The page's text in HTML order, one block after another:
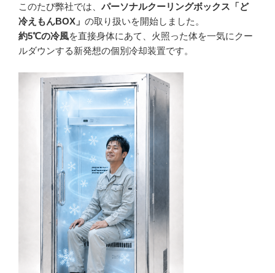
このたび弊社では、 パーソナルクーリングボックス「ど
冷えもんBOX」 の取り扱いを開始しました。
約5℃の冷風を直接身体にあて、火照った体を一気にクー
ルダウンする新発想の個別冷却装置です。